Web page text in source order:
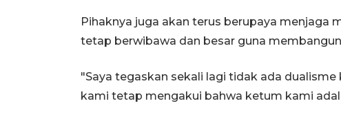
Pihaknya juga akan terus berupaya menjaga
tetap berwibawa dan besar guna
"Saya tegaskan sekali lagi tidak ada
kami tetap mengakui bahwa ketum kami